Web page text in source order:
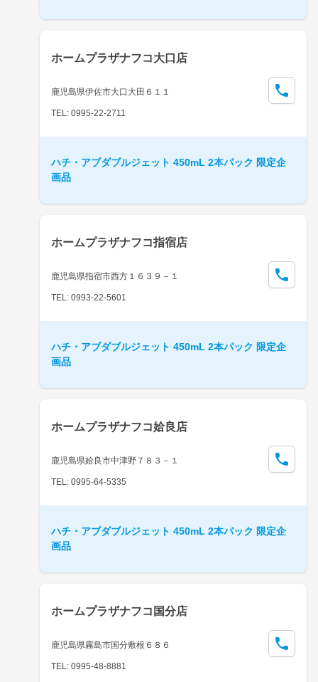
ホームプラザナフコ大口店
鹿児島県伊佐市大口大田６１１
TEL: 0995-22-2711
ハチ・アブダブルジェット 450mL 2本パック 限定企
画品
ホームプラザナフコ指宿店
鹿児島県指宿市西方１６３９－１
TEL: 0993-22-5601
ハチ・アブダブルジェット 450mL 2本パック 限定企
画品
ホームプラザナフコ姶良店
鹿児島県姶良市中津野７８３－１
TEL: 0995-64-5335
ハチ・アブダブルジェット 450mL 2本パック 限定企
画品
ホームプラザナフコ国分店
鹿児島県霧島市国分敷根６８６
TEL: 0995-48-8881